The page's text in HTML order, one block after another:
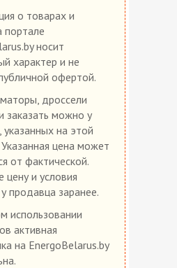
о товарах и
портале
носит
характер и не
офертой.
дроссели
заказать можно у
указанных на этой
цена может
от фактической.
цену и условия
продавца заранее.
использовании
активная
на EnergoBelarus.by